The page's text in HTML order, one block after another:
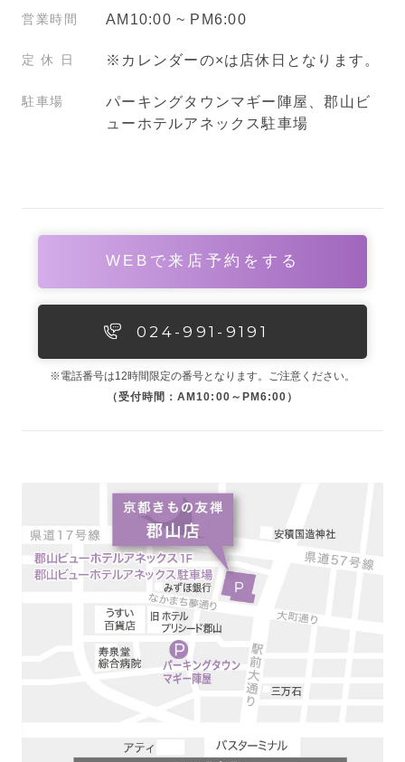
営業時間 AM10:00 ~ PM6:00
定 休 日 ※カレンダーの×は店休日となります。
駐車場
パーキングタウンマギー陣屋、郡山ビ
ューホテルアネックス駐車場
024-991-9191
※電話番号は12時間限定の番号となります。ご注意ください。
（受付時間：AM10:00～PM6:00）
WEBで来店予約をする